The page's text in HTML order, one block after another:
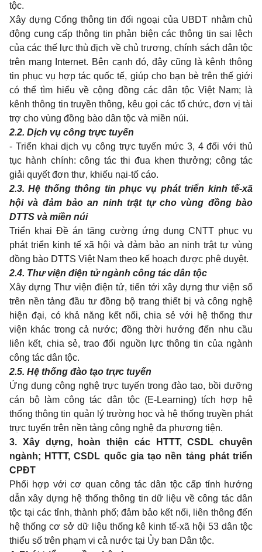
tộc.
Xây dựng Cổng thông tin đối ngoại của UBDT nhằm chủ
động cung cấp thông tin phản biện các thông tin sai lệch
của các thế lực thù địch về chủ trương, chính sách dân tộc
trên mạng Internet. Bên cạnh đó, đây cũng là kênh thông
tin phục vụ hợp tác quốc tế, giúp cho bạn bè trên thế giới
có thể tìm hiểu về cộng đồng các dân tộc Việt Nam; là
kênh thông tin truyền thông, kêu gọi các tổ chức, đơn vị tài
trợ cho vùng đồng bào dân tộc và miền núi.
2.2. Dịch vụ công trực tuyến
- Triển khai dịch vụ công trực tuyến mức 3, 4 đối với thủ
tục hành chính: công tác thi đua khen thưởng; công tác
giải quyết đơn thư, khiếu nại-tố cáo.
2.3. Hệ thống thông tin phục vụ phát triển kinh tế-xã
hội và đảm bảo an ninh trật tự cho vùng đồng bào
DTTS và miền núi
Triển khai Đề án tăng cường ứng dụng CNTT phục vụ
phát triển kinh tế xã hội và đảm bảo an ninh trật tự vùng
đồng bào DTTS Việt Nam theo kế hoạch được phê duyệt.
2.4. Thư viện điện tử ngành công tác dân tộc
Xây dựng Thư viện điện tử, tiến tới xây dựng thư viện số
trên nền tảng đầu tư đồng bộ trang thiết bị và công nghệ
hiện đại, có khả năng kết nối, chia sẻ với hệ thống thư
viện khác trong cả nước; đồng thời hướng đến nhu cầu
liên kết, chia sẻ, trao đổi nguồn lực thông tin của ngành
công tác dân tộc.
2.5. Hệ thống đào tạo trực tuyến
Ứng dụng công nghệ trực tuyến trong đào tạo, bồi dưỡng
cán bộ làm công tác dân tộc (E-Learning) tích hợp hệ
thống thông tin quản lý trường học và hệ thống truyền phát
trực tuyến trên nền tảng công nghệ đa phương tiện.
3. Xây dựng, hoàn thiện các HTTT, CSDL chuyên
ngành; HTTT, CSDL quốc gia tạo nền tảng phát triển
CPĐT
Phối hợp với cơ quan công tác dân tộc cấp tỉnh hướng
dẫn xây dựng hệ thống thông tin dữ liệu về công tác dân
tộc tại các tỉnh, thành phố; đảm bảo kết nối, liên thông đến
hệ thống cơ sở dữ liệu thống kê kinh tế-xã hội 53 dân tộc
thiểu số trên phạm vi cả nước tại Ủy ban Dân tộc.